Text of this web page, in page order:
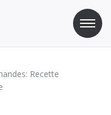
Recette